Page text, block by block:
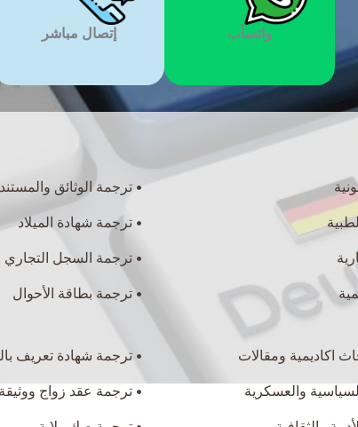
واتسآب إتصال مباشر
ترجمة الوثائق
ترجمة شهادة الميلاد
ترجمة السجل التجاري
ترجمة بطاقة الأحوال
اكاديمية ومقالات
والعسكرية
ترجمة شهادة تعريف
ترجمة عقد زواج